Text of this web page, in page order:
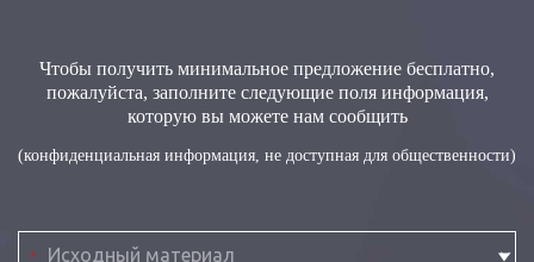
Чтобы получить минимальное предложение бесплатно,
пожалуйста, заполните следующие поля информация,
которую вы можете нам сообщить
(конфиденциальная информация, не доступная для общественности)
*